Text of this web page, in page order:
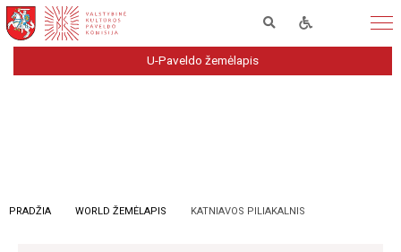
U-Paveldo žemėlapis
PRADŽIA WORLD ŽEMĖLAPIS KATNIAVOS PILIAKALNIS